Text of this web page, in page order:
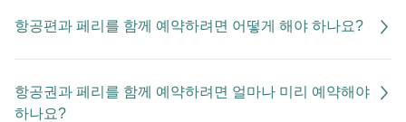
항공편과 페리를 함께 예약하려면 어떻게 해야 하나요?
항공권과 페리를 함께 예약하려면 얼마나 미리 예약해야
하나요?